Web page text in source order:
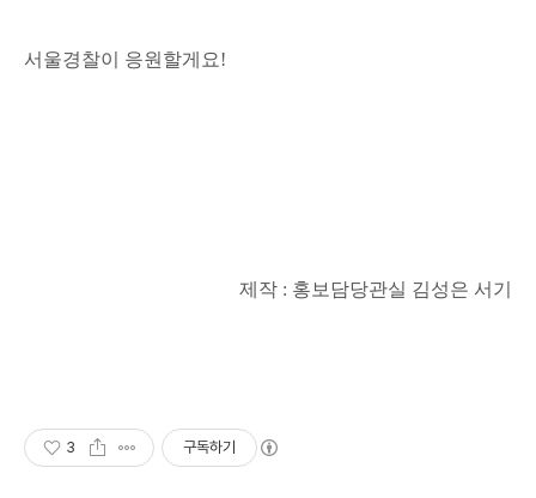
서울경찰이 응원할게요!
제작 : 홍보담당관실 김성은 서기
3 구독하기